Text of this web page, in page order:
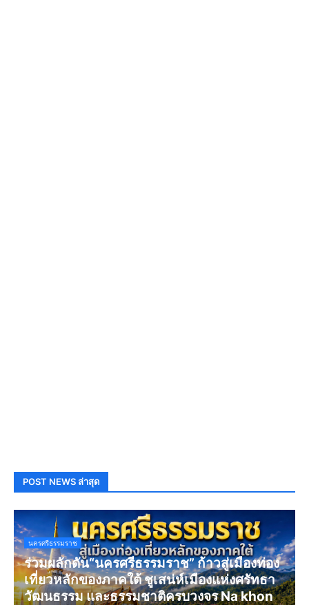
POST NEWS ล่าสุด
นครศรีธรรมราช
ร่วมผลักดัน“นครศรีธรรมราช” ก้าวสู่เมืองท่อง
เที่ยวหลักของภาคใต้ ชูเสน่ห์เมืองแห่งศรัทธา
วัฒนธรรม และธรรมชาติครบวงจร Na khon